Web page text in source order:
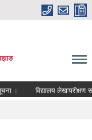
। विद्यालय लेखापरीक्षण